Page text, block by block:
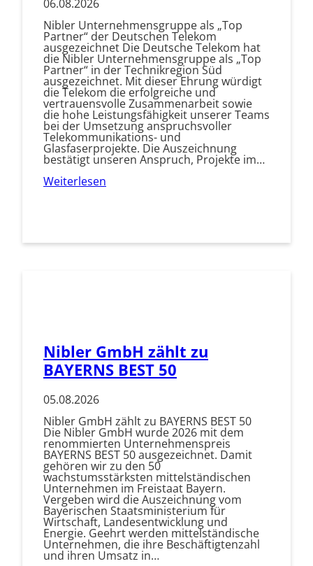
06.08.2026
Nibler Unternehmensgruppe als „Top
Partner“ der Deutschen Telekom
ausgezeichnet Die Deutsche Telekom hat
die Nibler Unternehmensgruppe als „Top
Partner“ in der Technikregion Süd
ausgezeichnet. Mit dieser Ehrung würdigt
die Telekom die erfolgreiche und
vertrauensvolle Zusammenarbeit sowie
die hohe Leistungsfähigkeit unserer Teams
bei der Umsetzung anspruchsvoller
Telekommunikations- und
Glasfaserprojekte. Die Auszeichnung
bestätigt unseren Anspruch, Projekte im…
Weiterlesen
Nibler GmbH zählt zu
BAYERNS BEST 50
05.08.2026
Nibler GmbH zählt zu BAYERNS BEST 50
Die Nibler GmbH wurde 2026 mit dem
renommierten Unternehmenspreis
BAYERNS BEST 50 ausgezeichnet. Damit
gehören wir zu den 50
wachstumsstärksten mittelständischen
Unternehmen im Freistaat Bayern.
Vergeben wird die Auszeichnung vom
Bayerischen Staatsministerium für
Wirtschaft, Landesentwicklung und
Energie. Geehrt werden mittelständische
Unternehmen, die ihre Beschäftigtenzahl
und ihren Umsatz in…